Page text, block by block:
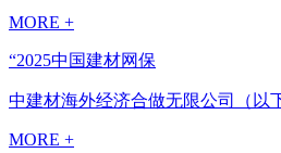
MORE +
“2025中国建材网保
中建材海外经济合做无限公司（以
MORE +